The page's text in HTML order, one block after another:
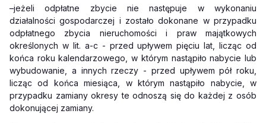
–jeżeli odpłatne zbycie nie następuje w wykonaniu
działalności gospodarczej i zostało dokonane w przypadku
odpłatnego zbycia nieruchomości i praw majątkowych
określonych w lit. a-c - przed upływem pięciu lat, licząc od
końca roku kalendarzowego, w którym nastąpiło nabycie lub
wybudowanie, a innych rzeczy - przed upływem pół roku,
licząc od końca miesiąca, w którym nastąpiło nabycie, w
przypadku zamiany okresy te odnoszą się do każdej z osób
dokonującej zamiany.